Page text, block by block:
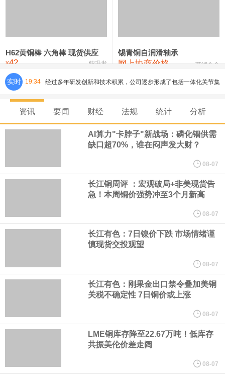
氯化镍 38,300—40,300 39,300 0
H62黄铜棒 六角棒 现货供应
¥42 锦升发
锡青铜自润滑轴承
网上协商价格 芜湖合金
实时 19:34 美国总统特朗普6日否认他对国防部长赫格塞思不满，称对赫格塞思
所做的工作“非常满意”。特朗普在社交媒体上发帖称，一些媒体有关
他与赫格塞思就弹药短缺问题发生冲突的报道是“完全没有根据的谣
纽约期银突破64美元/盎司，日内涨3.91%。
稳定的三大有利因素带动下，预期第3季度营运将优于第2季度，并
美国国会预算办公室（CBO）于当地时间5日发布报告称，美国海军
计划建造的15艘核动力“特朗普级”（Trump-class）战列舰，从研发
到采购的总费用可能高达2750亿美元，为美国有史以来最昂贵的水
面战舰项目之一。 根据CBO的初步估算，首舰造价约234亿美元，
资讯 要闻 财经 法规 统计 分析
AI算力"卡脖子"新战场：磷化铟供需
缺口超70%，谁在闷声发大财？
08-07
长江铜周评 ：宏观破局+非美现货告
急！本周铜价强势冲至3个月新高
08-07
长江有色：7日镍价下跌 市场情绪谨
慎现货交投观望
08-07
长江有色：刚果金出口禁令叠加美铜
关税不确定性 7日铜价或上涨
08-07
LME铜库存降至22.67万吨！低库存
共振美伦价差走阔
08-07